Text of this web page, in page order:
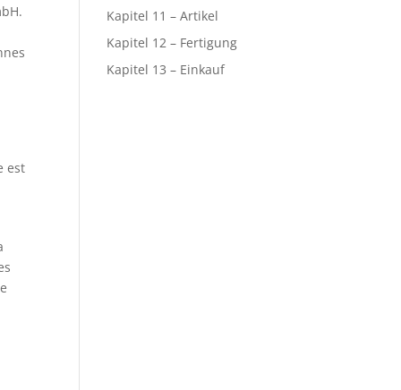
est
Kapitel 11 – Artikel
Kapitel 12 – Fertigung
Kapitel 13 – Einkauf